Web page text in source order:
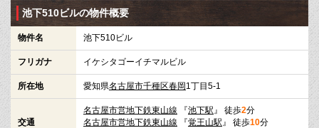
池下510ビルの物件概要
物件名 池下510ビル
フリガナ イケシタゴーイチマルビル
所在地 愛知県名古屋市千種区春岡1丁目5-1
交通
名古屋市営地下鉄東山線 『池下駅 』 徒歩2分
名古屋市営地下鉄東山線 『覚王山駅 』 徒歩10分